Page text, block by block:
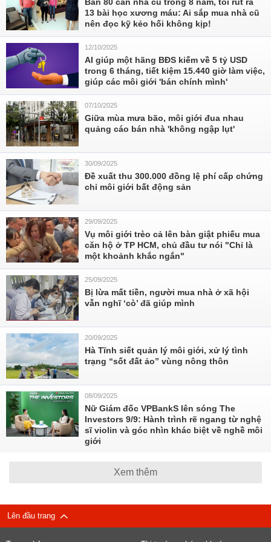
13 bài học xương máu: Ai sắp mua nhà cũ
nên đọc kỹ kẻo hối không kịp!
12/10/2025
AI giúp một hãng BĐS kiếm về 5 tỷ USD
trong 6 tháng, tiết kiệm 15.440 giờ làm việc,
giúp các môi giới 'bán chính mình'
07/10/2025
Giữa mùa mưa bão, môi giới đua nhau
quảng cáo bán nhà 'không ngập lụt'
30/09/2025
Đề xuất thu 300.000 đồng lệ phí cấp chứng
chỉ môi giới bất động sản
29/09/2025
Vụ môi giới trèo cả lên bàn giật phiếu mua
căn hộ ở TP HCM, chủ đầu tư nói "Chỉ là
một khoảnh khắc ngắn"
25/09/2025
Bị lừa mất tiền, người mua nhà ở xã hội
vẫn nghĩ ‘cò’ đã giúp mình
20/09/2025
Hà Tĩnh siết quản lý môi giới, xử lý tình
trạng “sốt đất ảo” vùng nông thôn
08/09/2025
Nữ Giám đốc VPBankS lên sóng The
Investors 9/9: Hành trình rẽ ngang từ nghệ
sĩ violin và góc nhìn khác biệt về nghề môi
giới
Xem thêm
Lên đầu trang